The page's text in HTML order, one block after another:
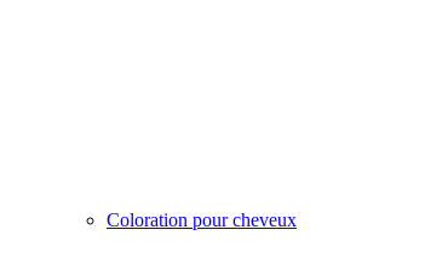
Coloration pour cheveux